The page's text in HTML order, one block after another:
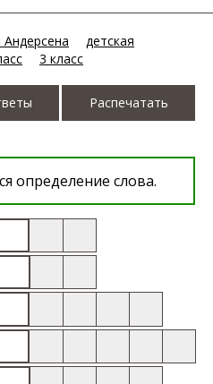
Андерсена
детская
3 класс
Распечатать
определение слова.